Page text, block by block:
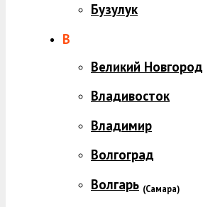
Бузулук
В
Великий Новгород
Владивосток
Владимир
Волгоград
Волгарь (Самара)